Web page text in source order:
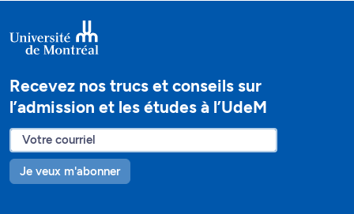
Recevez nos trucs et conseils sur
l’admission et les études à l’UdeM
Je veux m'abonner